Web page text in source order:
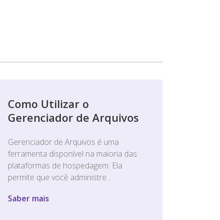
Como Utilizar o
Gerenciador de Arquivos
Gerenciador de Arquivos é uma
ferramenta disponível na maioria das
plataformas de hospedagem. Ela
permite que você administre...
Saber mais